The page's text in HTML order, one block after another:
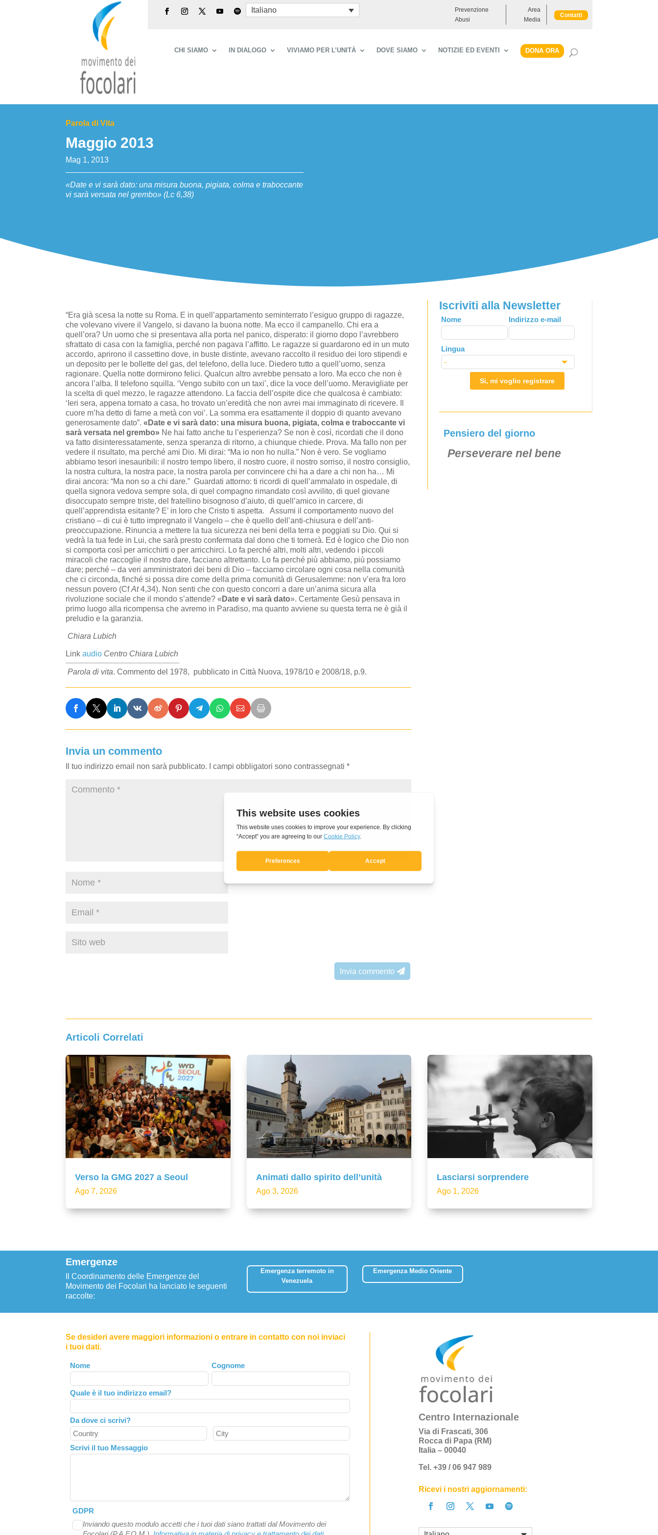
Italiano
Prevenzione
Abusi
Area
Media
Contatti
CHI SIAMO IN DIALOGO VIVIAMO PER L’UNITÀ DOVE SIAMO NOTIZIE ED EVENTI DONA ORA
Parola di Vita
Maggio 2013
Mag 1, 2013
«Date e vi sarà dato: una misura buona, pigiata, colma e traboccante
vi sarà versata nel grembo» (Lc 6,38)
“Era già scesa la notte su Roma. E in quell’appartamento seminterrato l’esiguo gruppo di ragazze,
che volevano vivere il Vangelo, si davano la buona notte. Ma ecco il campanello. Chi era a
quell’ora? Un uomo che si presentava alla porta nel panico, disperato: il giorno dopo l’avrebbero
sfrattato di casa con la famiglia, perché non pagava l’affitto. Le ragazze si guardarono ed in un muto
accordo, aprirono il cassettino dove, in buste distinte, avevano raccolto il residuo dei loro stipendi e
un deposito per le bollette del gas, del telefono, della luce. Diedero tutto a quell’uomo, senza
ragionare. Quella notte dormirono felici. Qualcun altro avrebbe pensato a loro. Ma ecco che non è
ancora l’alba. Il telefono squilla. ‘Vengo subito con un taxi’, dice la voce dell’uomo. Meravigliate per
la scelta di quel mezzo, le ragazze attendono. La faccia dell’ospite dice che qualcosa è cambiato:
‘Ieri sera, appena tornato a casa, ho trovato un’eredità che non avrei mai immaginato di ricevere. Il
cuore m’ha detto di farne a metà con voi’. La somma era esattamente il doppio di quanto avevano
generosamente dato”.«Date e vi sarà dato: una misura buona, pigiata, colma e traboccante vi
sarà versata nel grembo» Ne hai fatto anche tu l’esperienza? Se non è così, ricordati che il dono
va fatto disinteressatamente, senza speranza di ritorno, a chiunque chiede. Prova. Ma fallo non per
vedere il risultato, ma perché ami Dio. Mi dirai: “Ma io non ho nulla.” Non è vero. Se vogliamo
abbiamo tesori inesauribili: il nostro tempo libero, il nostro cuore, il nostro sorriso, il nostro consiglio,
la nostra cultura, la nostra pace, la nostra parola per convincere chi ha a dare a chi non ha… Mi
dirai ancora: “Ma non so a chi dare.” Guardati attorno: ti ricordi di quell’ammalato in ospedale, di
quella signora vedova sempre sola, di quel compagno rimandato così avvilito, di quel giovane
disoccupato sempre triste, del fratellino bisognoso d’aiuto, di quell’amico in carcere, di
quell’apprendista esitante? E’ in loro che Cristo ti aspetta. Assumi il comportamento nuovo del
cristiano – di cui è tutto impregnato il Vangelo – che è quello dell’anti-chiusura e dell’anti-
preoccupazione. Rinuncia a mettere la tua sicurezza nei beni della terra e poggiati su Dio. Qui si
vedrà la tua fede in Lui, che sarà presto confermata dal dono che ti tornerà. Ed è logico che Dio non
si comporta così per arricchirti o per arricchirci. Lo fa perché altri, molti altri, vedendo i piccoli
miracoli che raccoglie il nostro dare, facciano altrettanto. Lo fa perché più abbiamo, più possiamo
dare; perché – da veri amministratori dei beni di Dio – facciamo circolare ogni cosa nella comunità
che ci circonda, finché si possa dire come della prima comunità di Gerusalemme: non v’era fra loro
nessun povero (CfAt4,34). Non senti che con questo concorri a dare un’anima sicura alla
rivoluzione sociale che il mondo s’attende? « Date e vi sarà dato». Certamente Gesù pensava in
primo luogo alla ricompensa che avremo in Paradiso, ma quanto avviene su questa terra ne è già il
preludio e la garanzia.
Chiara Lubich
Linkaudio Centro Chiara Lubich
Parola di vita. Commento del 1978, pubblicato in Città Nuova, 1978/10 e 2008/18, p.9.
Invia un commento
Il tuo indirizzo email non sarà pubblicato. I campi obbligatori sono contrassegnati*
Invia commento
Iscriviti alla Newsletter
Leave
this
field
blank
Nome Indirizzo e-mail
Lingua
Si, mi voglio registrare
Pensiero del giorno
Perseverare nel bene
Articoli Correlati
Verso la GMG 2027 a Seoul
Ago 7, 2026
Animati dallo spirito dell’unità
Ago 3, 2026
Lasciarsi sorprendere
Ago 1, 2026
Emergenze
Il Coordinamento delle Emergenze del
Movimento dei Focolari ha lanciato le seguenti
raccolte:
Emergenza terremoto in
Venezuela
Emergenza Medio Oriente
Se desideri avere maggiori informazioni o entrare in contatto con noi inviaci
i tuoi dati.
Leave
this
field
blank
Nome Cognome
Quale è il tuo indirizzo email?
Da dove ci scrivi?
Scrivi il tuo Messaggio
GDPR
Inviando questo modulo accetti che i tuoi dati siano trattati dal Movimento dei
Centro Internazionale
Via di Frascati, 306
Rocca di Papa (RM)
Italia – 00040
Tel. +39 / 06 947 989
Ricevi i nostri aggiornamenti: